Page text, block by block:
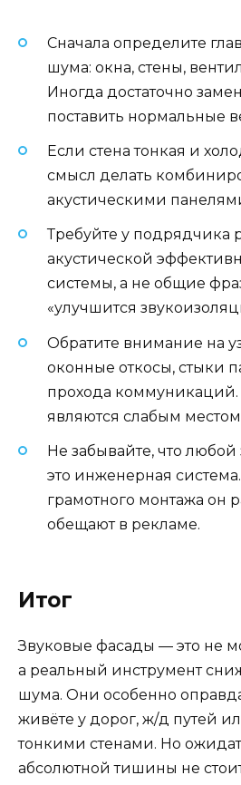
Сначала определите
шума: окна, стены,
Иногда достаточно
поставить нормальные
Если стена тонкая и
смысл делать
акустическими
Требуйте у подрядчика
акустической
системы, а не общие
«улучшится
Обратите внимание на
оконные откосы, стыки
прохода
являются слабым
Не забывайте, что
это инженерная
грамотного монтажа он
обещают в рекламе.
Итог
Звуковые фасады — это не
а реальный инструмент
шума. Они особенно
живёте у дорог, ж/д путей
тонкими стенами. Но
абсолютной тишины не